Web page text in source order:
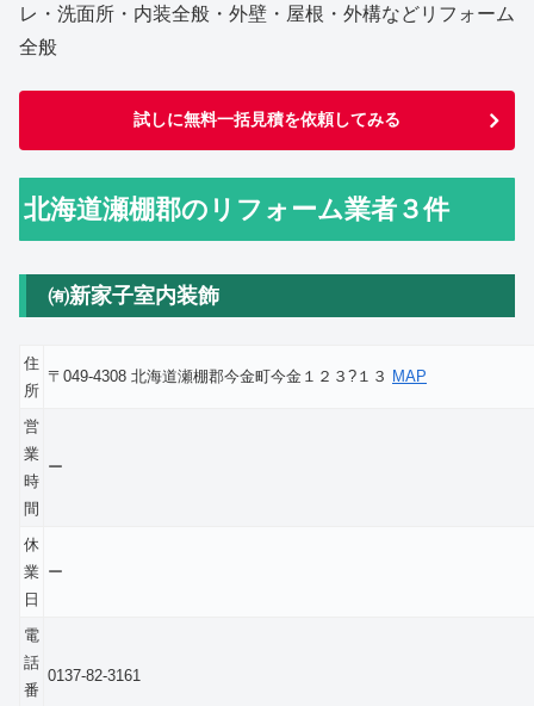
レ・洗面所・内装全般・外壁・屋根・外構などリフォーム
全般
試しに無料一括見積を依頼してみる
北海道瀬棚郡のリフォーム業者３件
㈲新家子室内装飾
住
所
〒049-4308 北海道瀬棚郡今金町今金１２３?１３ MAP
営
業
時
間
ー
休
業
日
ー
電
話
番
0137-82-3161